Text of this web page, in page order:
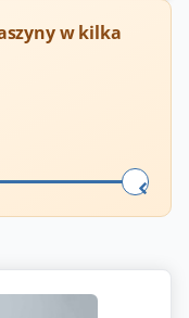
w kilka